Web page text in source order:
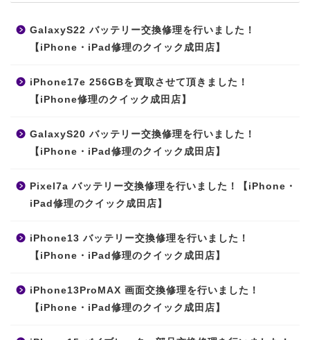
GalaxyS22 バッテリー交換修理を行いました！
【iPhone・iPad修理のクイック成田店】
iPhone17e 256GBを買取させて頂きました！
【iPhone修理のクイック成田店】
GalaxyS20 バッテリー交換修理を行いました！
【iPhone・iPad修理のクイック成田店】
Pixel7a バッテリー交換修理を行いました！【iPhone・
iPad修理のクイック成田店】
iPhone13 バッテリー交換修理を行いました！
【iPhone・iPad修理のクイック成田店】
iPhone13ProMAX 画面交換修理を行いました！
【iPhone・iPad修理のクイック成田店】